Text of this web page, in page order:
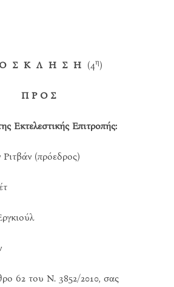
Σ Κ Λ Η Σ Η (4η)
Π Ρ Ο Σ
Εκτελεστικής Επιτροπής:
(πρόεδρος)
62 του Ν. 3852/2010, σας